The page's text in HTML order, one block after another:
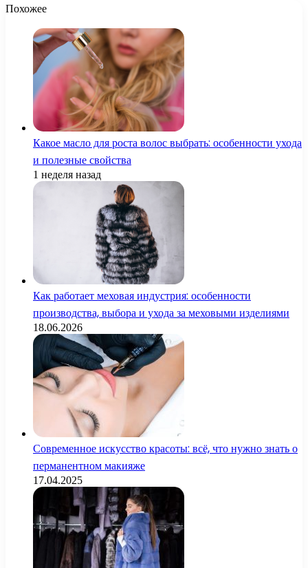
Похожее
Какое масло для роста волос выбрать: особенности ухода
и полезные свойства
1 неделя назад
Как работает меховая индустрия: особенности
производства, выбора и ухода за меховыми изделиями
18.06.2026
Современное искусство красоты: всё, что нужно знать о
перманентном макияже
17.04.2025